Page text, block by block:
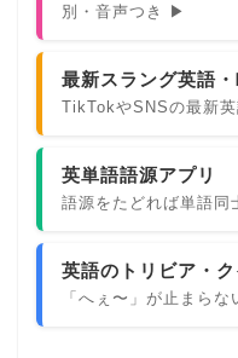
別・音声つき ▶
最新スラング英語
TikTokやSNSの最新
英単語語源アプリ
語源をたどれば単語
英語のトリビア・ク
「へぇ〜」が止まら